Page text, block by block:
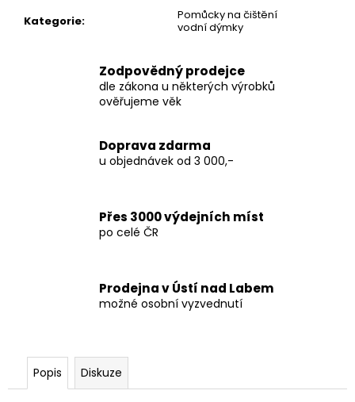
Kategorie:
Pomůcky na čištění
vodní dýmky
Zodpovědný prodejce
dle zákona u některých výrobků
ověřujeme věk
Doprava zdarma
u objednávek od 3 000,-
Přes 3000 výdejních míst
po celé ČR
Prodejna v Ústí nad Labem
možné osobní vyzvednutí
Popis Diskuze
e